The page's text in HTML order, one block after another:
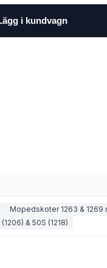
i kundvagn
Mopedskoter 1263 & 1269
& 50S (1218)